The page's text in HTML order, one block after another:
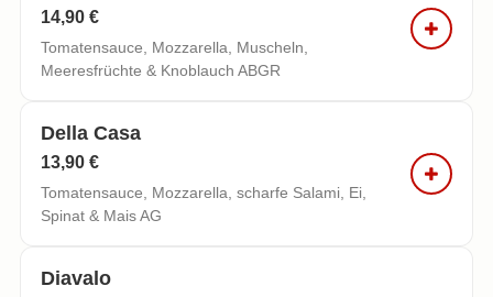
14,90 €
Tomatensauce, Mozzarella, Muscheln,
Meeresfrüchte & Knoblauch ABGR
Della Casa
13,90 €
Tomatensauce, Mozzarella, scharfe Salami, Ei,
Spinat & Mais AG
Diavalo